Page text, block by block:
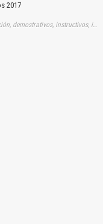
2017
Tags: videos, vídeos, videitos, audios, visuales, demostración, demostrativos, instructivos, instrucción, audiovisuales, gratuito, gratis, motoniveladoras, hidromek, detalles, caracteristicas, configuraciones, cabinas, controles, interruptores, tecnologias, beneficios, youtube